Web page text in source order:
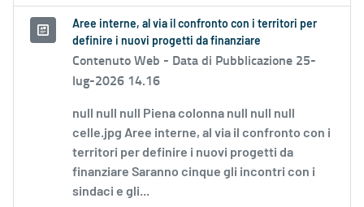
Aree interne, al via il confronto con i territori per
definire i nuovi progetti da finanziare
Contenuto Web - Data di Pubblicazione 25-
lug-2026 14.16
null null null Piena colonna null null null
celle.jpg Aree interne, al via il confronto con i
territori per definire i nuovi progetti da
finanziare Saranno cinque gli incontri con i
sindaci e gli...